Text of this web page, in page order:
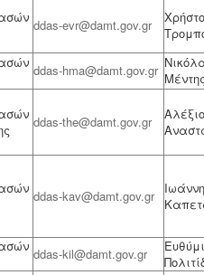
ddas-evr@damt.gov.gr
ddas-hma@damt.gov.gr Μέντης
ddas-the@damt.gov.gr
ddas-kav@damt.gov.gr
ddas-kil@damt.gov.gr